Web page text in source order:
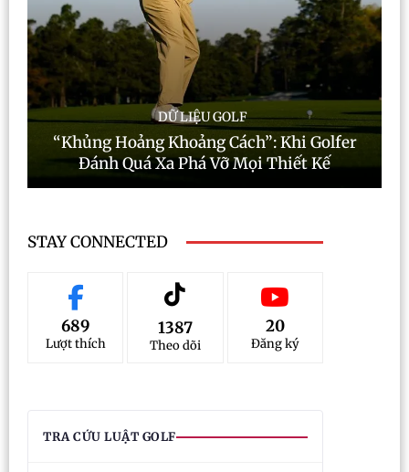
DỮ LIỆU GOLF
“Khủng Hoảng Khoảng Cách”: Khi Golfer
Đánh Quá Xa Phá Vỡ Mọi Thiết Kế
STAY CONNECTED
689
Lượt thích
1387
Theo dõi
20
Đăng ký
TRA CỨU LUẬT GOLF